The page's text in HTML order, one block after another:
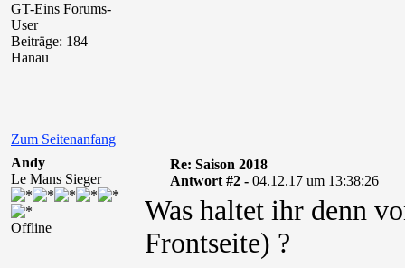
GT-Eins Forums-
User
Beiträge: 184
Hanau
Zum Seitenanfang
Andy
Le Mans Sieger
Offline
Re: Saison 2018
Antwort #2 - 04.12.17 um 13:38:26
Was haltet ihr denn
Frontseite) ?